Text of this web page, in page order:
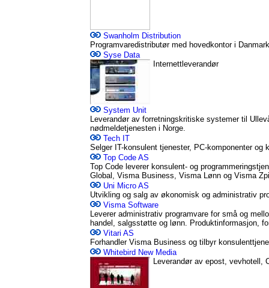
Swanholm Distribution
Programvaredistributør med hovedkontor i
Syse Data
Internettleverandør
System Unit
Leverandør av forretningskritiske systemer til
nødmeldetjenesten i Norge.
Tech IT
Selger IT-konsulent tjenester, PC-komponenter
Top Code AS
Top Code leverer konsulent- og
Global, Visma Business, Visma Lønn og Visma
Uni Micro AS
Utvikling og salg av økonomisk og administrativ
Visma Software
Leverer administrativ programvare for små og
handel, salgsstøtte og lønn. Produktinformasjon,
Vitari AS
Forhandler Visma Business og tilbyr
Whitebird New Media
Leverandør av epost, vevhotell,